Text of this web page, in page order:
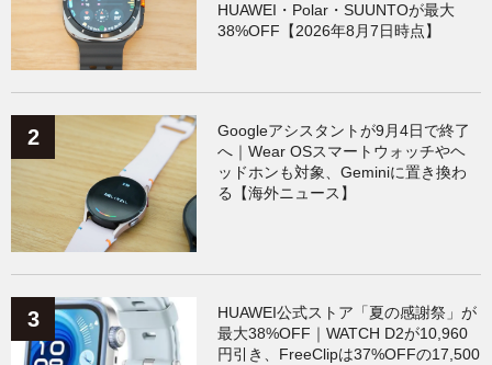
HUAWEI・Polar・SUUNTOが最大
38%OFF【2026年8月7日時点】
Googleアシスタントが9月4日で終了
へ｜Wear OSスマートウォッチやヘ
ッドホンも対象、Geminiに置き換わ
る【海外ニュース】
HUAWEI公式ストア「夏の感謝祭」が
最大38%OFF｜WATCH D2が10,960
円引き、FreeClipは37%OFFの17,500